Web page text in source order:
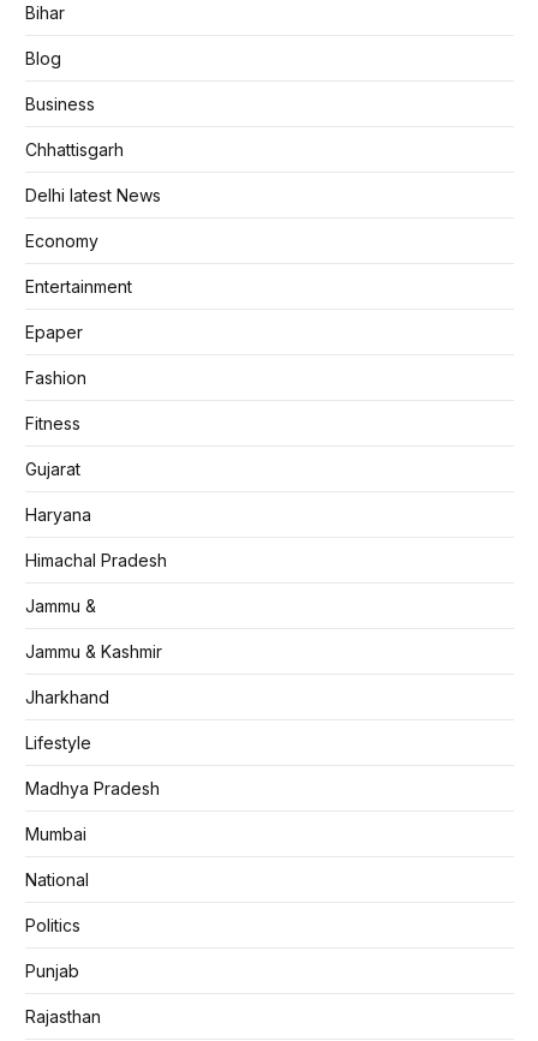
Bihar
Blog
Business
Chhattisgarh
Delhi latest News
Economy
Entertainment
Epaper
Fashion
Fitness
Gujarat
Haryana
Himachal Pradesh
Jammu &
Jammu & Kashmir
Jharkhand
Lifestyle
Madhya Pradesh
Mumbai
National
Politics
Punjab
Rajasthan